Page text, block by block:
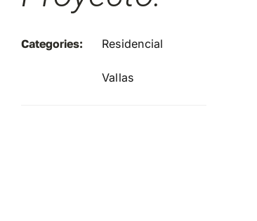
Categories: Residencial
Vallas